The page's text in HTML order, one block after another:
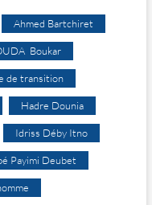
Ahmed Bartchiret
Boukar
de transition
Hadre Dounia
Idriss Déby Itno
Payimi Deubet